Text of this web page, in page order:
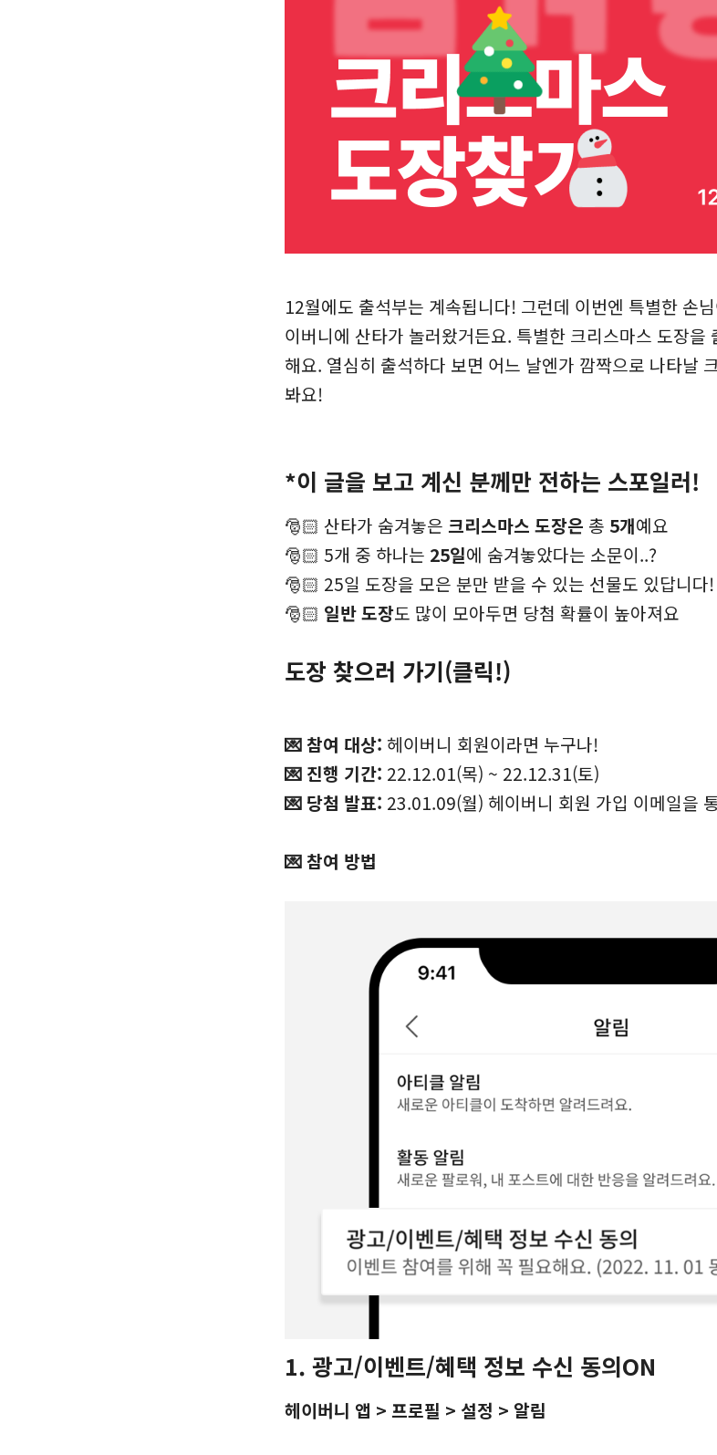
12월에도 출석부는 계속됩니다! 그런데 이번엔 특별한 손
이버니에 산타가 놀러왔거든요. 특별한 크리스마스 도장을
해요. 열심히 출석하다 보면 어느 날엔가 깜짝으로 나타날
봐요!
*이 글을 보고 계신 분께만 전하는 스포일러!
🎅🏻 산타가 숨겨놓은 크리스마스 도장은 총 5개예요
🎅🏻 5개 중 하나는 25일에 숨겨놓았다는 소문이..?
🎅🏻 25일 도장을 모은 분만 받을 수 있는 선물도 있답니다!
🎅🏻 일반 도장도 많이 모아두면 당첨 확률이 높아져요
도장 찾으러 가기(클릭!)
💌 참여 대상: 헤이버니 회원이라면 누구나!
💌 진행 기간: 22.12.01(목) ~ 22.12.31(토)
💌 당첨 발표: 23.01.09(월) 헤이버니 회원 가입 이메일을
💌 참여 방법
1. 광고/이벤트/혜택 정보 수신 동의ON
헤이버니 앱 > 프로필 > 설정 > 알림